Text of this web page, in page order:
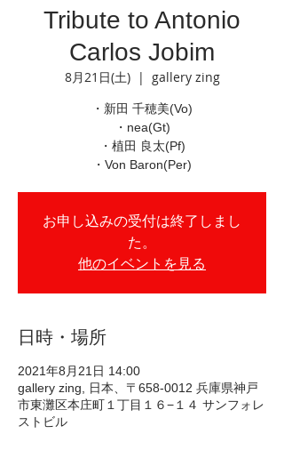
Tribute to Antonio
Carlos Jobim
8月21日(土)
  |
gallery zing
・新田 千穂美(Vo)
・nea(Gt)
・植田 良太(Pf)
・Von Baron(Per)
お申し込みの受付は終了しまし
た。
他のイベントを見る
日時・場所
2021年8月21日 14:00
gallery zing, 日本、〒658-0012 兵庫県神戸
市東灘区本庄町１丁目１６−１４ サンフォレ
ストビル